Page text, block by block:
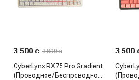
3 500 c 3 890 c
CyberLynx RX75 Pro Gradient
(Проводное/Беспроводное,
3 500